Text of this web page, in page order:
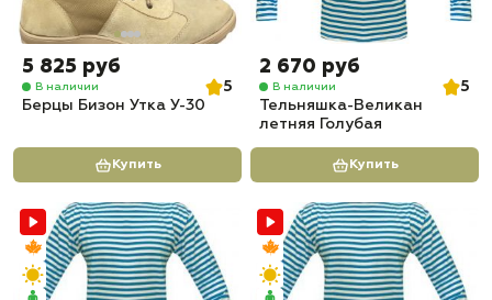
5 825 руб
В наличии
5
Берцы Бизон Утка У-30
Купить
2 670 руб
В наличии
5
Тельняшка-Великан
летняя Голубая
Купить